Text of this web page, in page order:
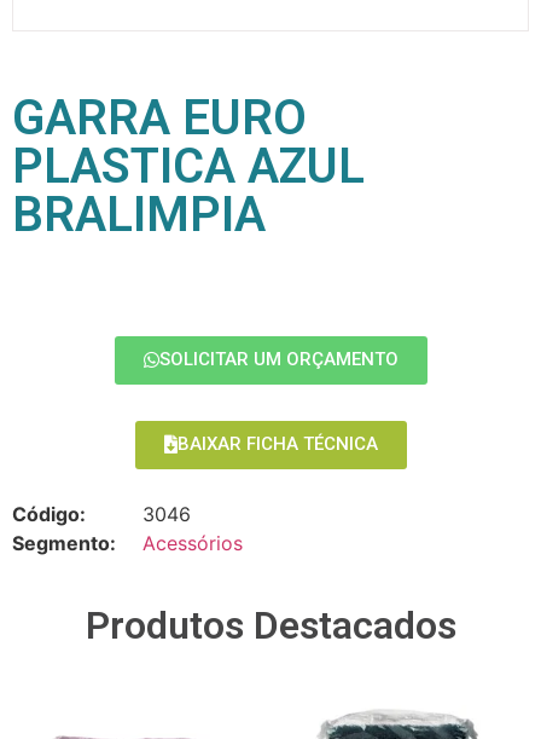
GARRA EURO
PLASTICA AZUL
BRALIMPIA
SOLICITAR UM ORÇAMENTO
BAIXAR FICHA TÉCNICA
Código:
3046
Segmento:
Acessórios
Produtos Destacados